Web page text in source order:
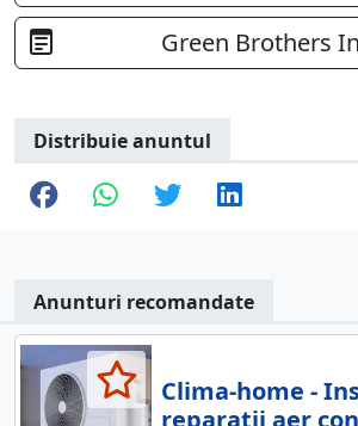
Green Brothers
Distribuie anuntul
Anunturi recomandate
Clima-home -
reparatii aer